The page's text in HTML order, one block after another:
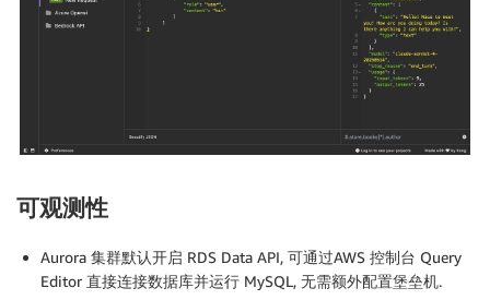
可观测性
Aurora 集群默认开启 RDS Data API, 可通过AWS 控制台 Query
Editor 直接连接数据库并运行 MySQL, 无需额外配置堡垒机.